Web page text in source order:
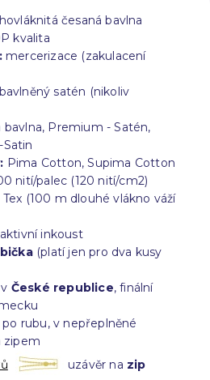
česaná bavlna
kvalita
mercerizace (zakulacení
bavlněný satén (nikoliv
Premium - Satén,
Pima Cotton, Supima Cotton
nití/palec (120 nití/cm2)
Tex (100 m dlouhé vlákno váží
inkoust
(platí jen pro dva kusy
České republice, finální
po rubu, v nepřeplněné
zipem
uzávěr na zip